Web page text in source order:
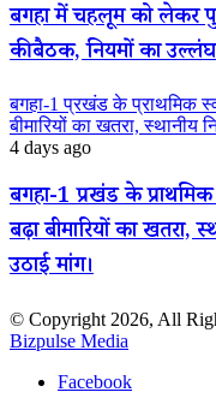
बगहा में चहलूम को लेकर
की बैठक, नियमों का
बगहा-1 प्रखंड के प्राथमिक
बीमारियों का खतरा, स्थानीय
4 days ago
बगहा-1 प्रखंड के
बढ़ा बीमारियों का खतरा,
उठाई मांग।
© Copyright 2026, All
Bizpulse Media
Facebook